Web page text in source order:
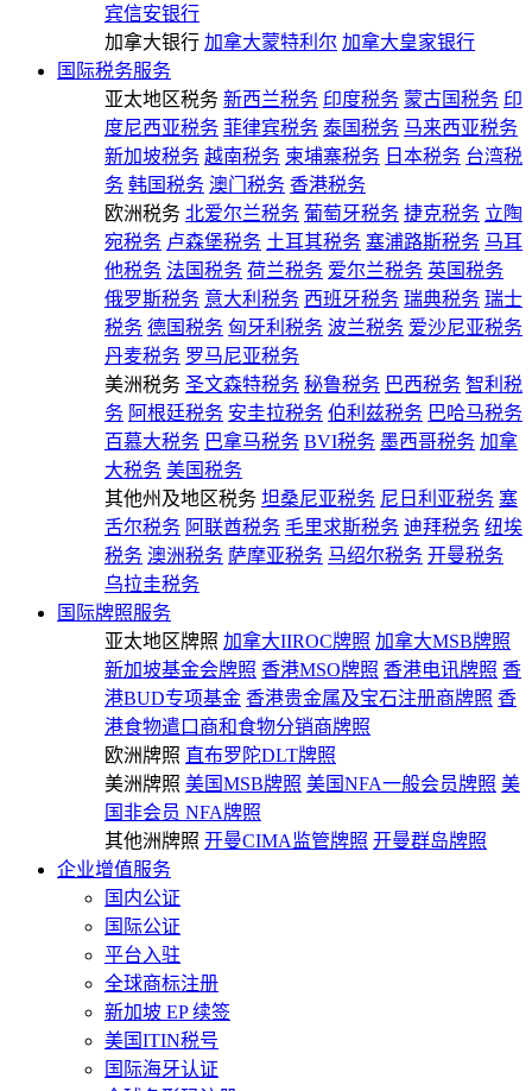
宾信安银行
加拿大银行 加拿大蒙特利尔 加拿大皇家银行
国际税务服务
亚太地区税务 新西兰税务 印度税务 蒙古国税务 印
度尼西亚税务 菲律宾税务 泰国税务 马来西亚税务
新加坡税务 越南税务 柬埔寨税务 日本税务 台湾税
务 韩国税务 澳门税务 香港税务
欧洲税务 北爱尔兰税务 葡萄牙税务 捷克税务 立陶
宛税务 卢森堡税务 土耳其税务 塞浦路斯税务 马耳
他税务 法国税务 荷兰税务 爱尔兰税务 英国税务
俄罗斯税务 意大利税务 西班牙税务 瑞典税务 瑞士
税务 德国税务 匈牙利税务 波兰税务 爱沙尼亚税务
丹麦税务 罗马尼亚税务
美洲税务 圣文森特税务 秘鲁税务 巴西税务 智利税
务 阿根廷税务 安圭拉税务 伯利兹税务 巴哈马税务
百慕大税务 巴拿马税务 BVI税务 墨西哥税务 加拿
大税务 美国税务
其他州及地区税务 坦桑尼亚税务 尼日利亚税务 塞
舌尔税务 阿联酋税务 毛里求斯税务 迪拜税务 纽埃
税务 澳洲税务 萨摩亚税务 马绍尔税务 开曼税务
乌拉圭税务
国际牌照服务
亚太地区牌照 加拿大IIROC牌照 加拿大MSB牌照
新加坡基金会牌照 香港MSO牌照 香港电讯牌照 香
港BUD专项基金 香港贵金属及宝石注册商牌照 香
港食物遣口商和食物分销商牌照
欧洲牌照 直布罗陀DLT牌照
美洲牌照 美国MSB牌照 美国NFA一般会员牌照 美
国非会员 NFA牌照
其他洲牌照 开曼CIMA监管牌照 开曼群岛牌照
企业增值服务
国内公证
国际公证
平台入驻
全球商标注册
新加坡 EP 续签
美国ITIN税号
国际海牙认证